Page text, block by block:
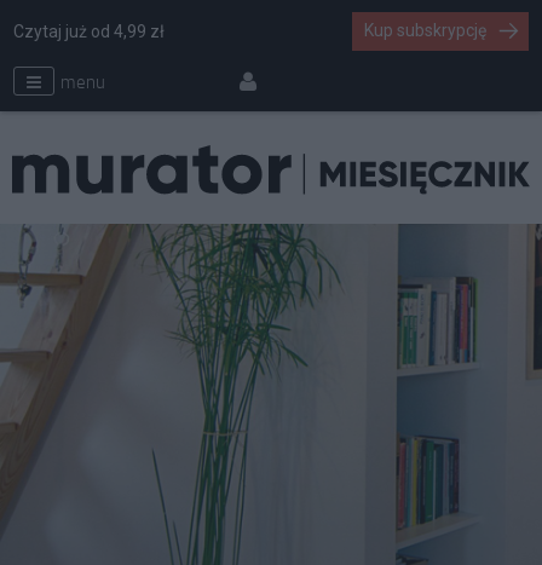
menu
Czytaj już od 4,99 zł Kup subskrypcję